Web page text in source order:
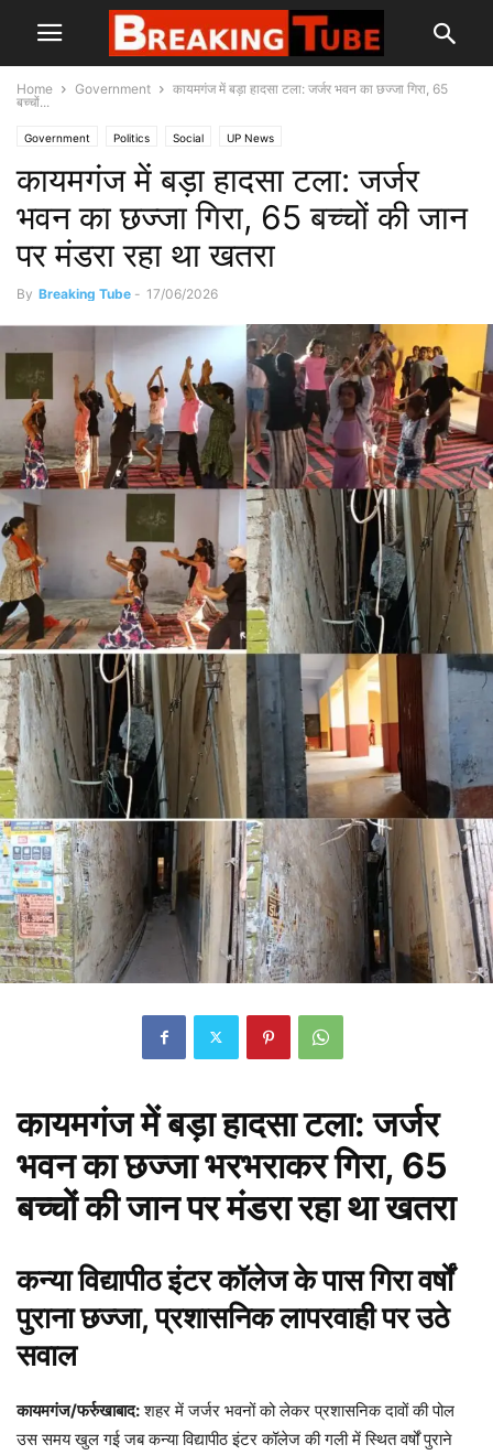
Home Government
कायमगंज में बड़ा हादसा टला: जर्जर भवन का छज्जा गिरा, 65
बच्चों...
Government Politics Social UP News
कायमगंज में बड़ा हादसा टला: जर्जर
भवन का छज्जा गिरा, 65 बच्चों की जान
पर मंडरा रहा था खतरा
By Breaking Tube - 17/06/2026
कायमगंज में बड़ा हादसा टला: जर्जर
भवन का छज्जा भरभराकर गिरा, 65
बच्चों की जान पर मंडरा रहा था खतरा
कन्या विद्यापीठ इंटर कॉलेज के पास गिरा वर्षों
पुराना छज्जा, प्रशासनिक लापरवाही पर उठे
सवाल
कायमगंज/फर्रुखाबाद:शहर में जर्जर भवनों को लेकर प्रशासनिक दावों की पोल
उस समय खुल गई जब कन्या विद्यापीठ इंटर कॉलेज की गली में स्थित वर्षों पुराने